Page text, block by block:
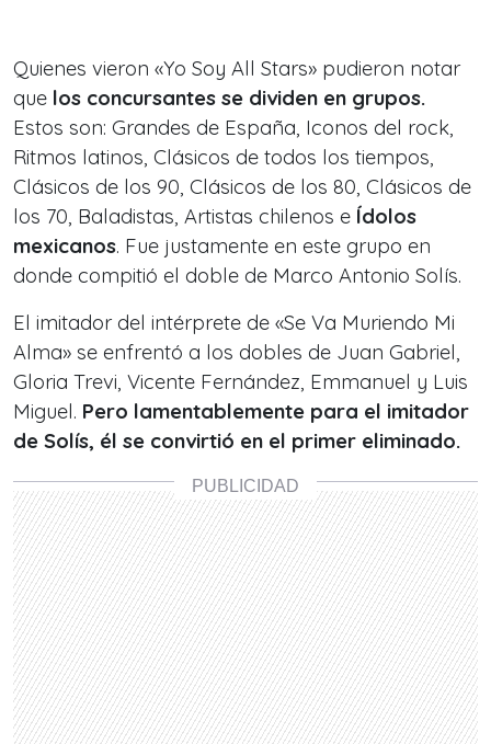
Quienes vieron «Yo Soy All Stars» pudieron notar
que los concursantes se dividen en grupos.
Estos son: Grandes de España, Iconos del rock,
Ritmos latinos, Clásicos de todos los tiempos,
Clásicos de los 90, Clásicos de los 80, Clásicos de
los 70, Baladistas, Artistas chilenos e Ídolos
mexicanos. Fue justamente en este grupo en
donde compitió el doble de Marco Antonio Solís.
El imitador del intérprete de «Se Va Muriendo Mi
Alma» se enfrentó a los dobles de Juan Gabriel,
Gloria Trevi, Vicente Fernández, Emmanuel y Luis
Miguel. Pero lamentablemente para el imitador
de Solís, él se convirtió en el primer eliminado.